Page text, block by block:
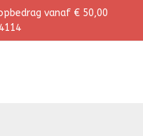
vanaf € 50,00